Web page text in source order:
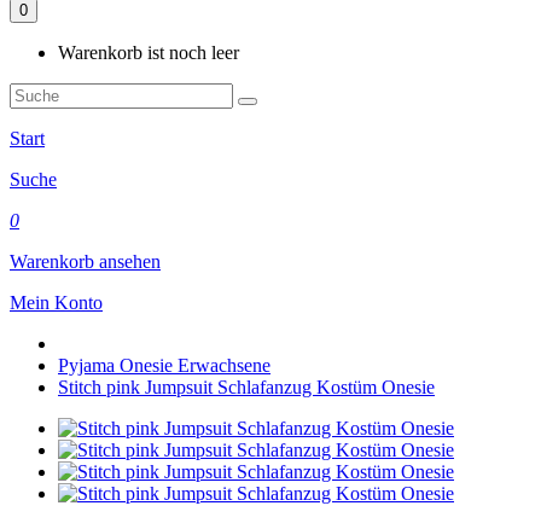
0
Warenkorb ist noch leer
Start
Suche
0
Warenkorb ansehen
Mein Konto
Pyjama Onesie Erwachsene
Stitch pink Jumpsuit Schlafanzug Kostüm Onesie